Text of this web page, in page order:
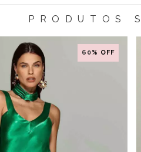
PRODUTOS
60% OFF